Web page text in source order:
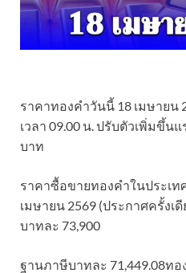
ราคาทองคำวันนี้ 18 เมษายน
เวลา 09.00 น. ปรับตัวเพิ่มขึ้น
บาท
ราคาซื้อขายทองคําในประเท
เมษายน 2569 (ประกาศครั้ง
บาทละ 73,900
ฐานภาษีบาทละ 71,449.08ทอ